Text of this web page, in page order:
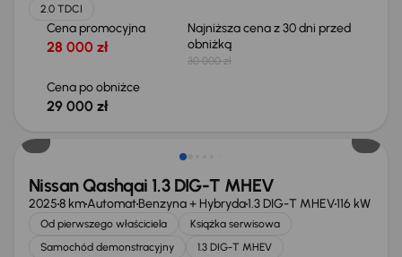
2.0 TDCI
Cena promocyjna
28 000 zł
Najniższa cena z 30 dni przed
obniżką
30 000 zł
Cena po obniżce
29 000 zł
Nissan Qashqai 1.3 DIG-T MHEV
20258 kmAutomatBenzyna + Hybryda1.3 DIG-T MHEV116 kW
Od pierwszego właściciela
Książka serwisowa
Samochód demonstracyjny
1.3 DIG-T MHEV